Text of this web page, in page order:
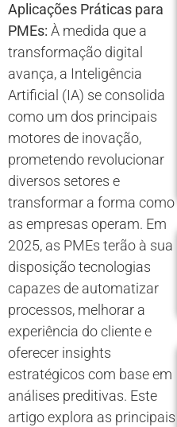
Aplicações Práticas para
PMEs: À medida que a
transformação digital
avança, a Inteligência
Artificial (IA) se consolida
como um dos principais
motores de inovação,
prometendo revolucionar
diversos setores e
transformar a forma como
as empresas operam. Em
2025, as PMEs terão à sua
disposição tecnologias
capazes de automatizar
processos, melhorar a
experiência do cliente e
oferecer insights
estratégicos com base em
análises preditivas. Este
artigo explora as principais